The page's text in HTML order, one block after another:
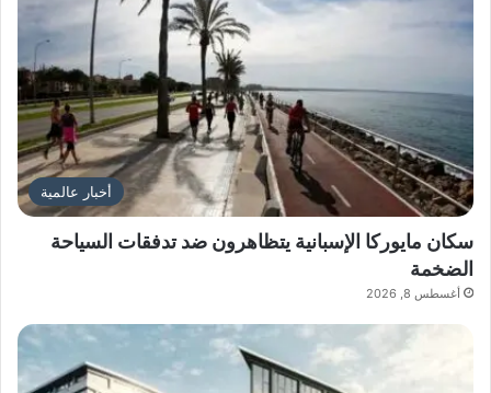
أخبار عالمية
سكان مايوركا الإسبانية يتظاهرون ضد تدفقات السياحة
الضخمة
أغسطس 8, 2026